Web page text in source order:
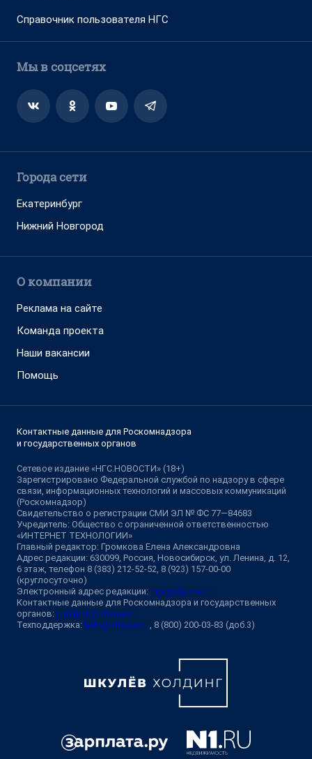
Справочник пользователя НГС
Мы в соцсетях
Города сети
Екатеринбург
Нижний Новгород
О компании
Реклама на сайте
Команда проекта
Наши вакансии
Помощь
Контактные данные для Роскомнадзора
и государственных органов
Сетевое издание «НГС.НОВОСТИ» (18+)
Зарегистрировано Федеральной службой по надзору в сфере
связи, информационных технологий и массовых коммуникаций
(Роскомнадзор)
Свидетельство о регистрации СМИ ЭЛ № ФС 77—84683
Учредитель: Общество с ограниченной ответственностью
«ИНТЕРНЕТ ТЕХНОЛОГИИ»
Главный редактор: Громкова Елена Александровна
Адрес редакции: 630099, Россия, Новосибирск, ул. Ленина, д. 12,
6 этаж, телефон 8 (383) 212-52-52, 8 (923) 157-00-00
(круглосуточно)
Электронный адрес редакции: ngs@shkulev.ru
Контактные данные для Роскомнадзора и государственных
органов: juristnsk@shkulev.ru
Техподдержка: help@shkulev.ru, 8 (800) 200-03-83 (доб.3)